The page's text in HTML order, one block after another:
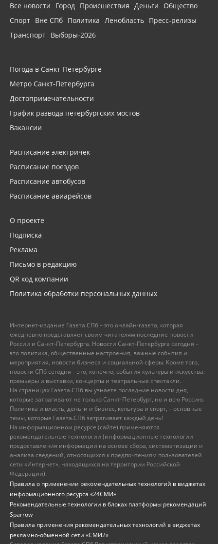
Все новости Город Происшествия Деньги
Общество
Спорт Вне СПб Политика Ленобласть Пресс-релизы
Транспорт Выборы-2026
Погода в Санкт-Петербурге
Метро Санкт-Петербурга
Достопримечательности
График развода петербургских мостов
Вакансии
Расписание электричек
Расписание поездов
Расписание автобусов
Расписание авиарейсов
О проекте
Подписка
Реклама
Письмо в редакцию
QR код компании
Политика обработки персональных данных
Интернет-издание Газета.СПб – это онлайн-газета, которая
ежедневно представляет своим читателям последние новости
России и Санкт-Петербурга. Новости Санкт-Петербурга сегодня –
это политика, общественные настроения, важные события и
мероприятия, новости бизнеса и социальной сферы. Кроме того,
новости СПб сегодня – это, конечно, события культуры и искусства:
премьеры и выставки, концерты и театральные спектакли.
На страницах Газета.СПб вы узнаете последние новости дня,
которые затрагивают не только Санкт-Петербург, но и всю Россию.
Политика и власть, деньги и бизнес, культура и спорт, – основные
темы, которые Газета.СПб затрагивает каждый день!
На информационном ресурсе (сайте) применяются
рекомендательные технологии (информационные технологии
предоставления информации на основе сбора, систематизации и
анализа сведений, относящихся к предпочтениям пользователей
сети «Интернет», находящихся на территории Российской
Федерации).
Правила о применении рекомендательных технологий в виджетах
информационного ресурса «24СМИ»
Рекомендательные технологии в блоках платформы рекомендаций
Sparrow
Правила применения рекомендательных технологий в виджетах
рекламно-обменной сети «СМИ2»